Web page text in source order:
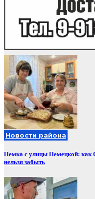
Новости района
Немка с улицы Немецкой: как
нельзя забыть